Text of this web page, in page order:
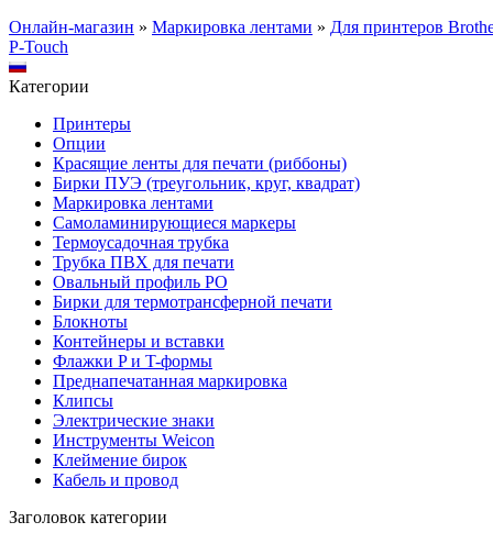
Онлайн-магазин » Маркировка лентами » Для принтеров
P-Touch
Категории
Принтеры
Опции
Красящие ленты для печати (риббоны)
Бирки ПУЭ (треугольник, круг, квадрат)
Маркировка лентами
Самоламинирующиеся маркеры
Термоусадочная трубка
Трубка ПВХ для печати
Овальный профиль PO
Бирки для термотрансферной печати
Блокноты
Контейнеры и вставки
Флажки P и T-формы
Преднапечатанная маркировка
Клипсы
Электрические знаки
Инструменты Weicon
Клеймение бирок
Кабель и провод
Заголовок категории